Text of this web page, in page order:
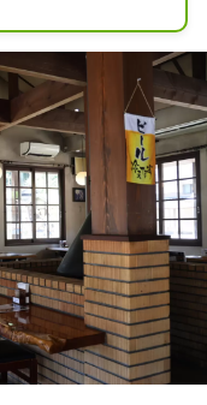
จำนวนมาก และ
นเพื่อผิวสวย''
ณเรียบเนียนหลัง
ารส่องสว่าง
ยงามยิ่งขึ้น และ
งเป็นพื้นที่ที่คุณ
ผ่อนคลายจิตใจ
ร้านอาหาร คุณ
เนื้อวัวญี่ปุ่น
ะ" ในราคาที่สม
รกลางวัน รวมถึง
น ยากินิกุ และ
งหลักสูตรขั้นสูง
หรับเด็ก จึงเป็นสกี
หญ่สามารถ